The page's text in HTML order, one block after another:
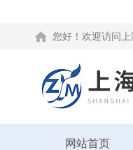
您好！欢迎访问上
网站首页